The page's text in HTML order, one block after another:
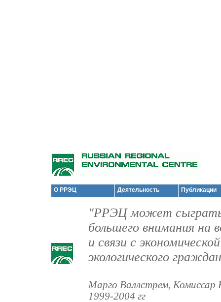
О РРЭЦ Деятельность Публикации
"РРЭЦ может сыграть
большего внимания
и связи с
экологического
Марго Валлстрем,
1999-2004 гг